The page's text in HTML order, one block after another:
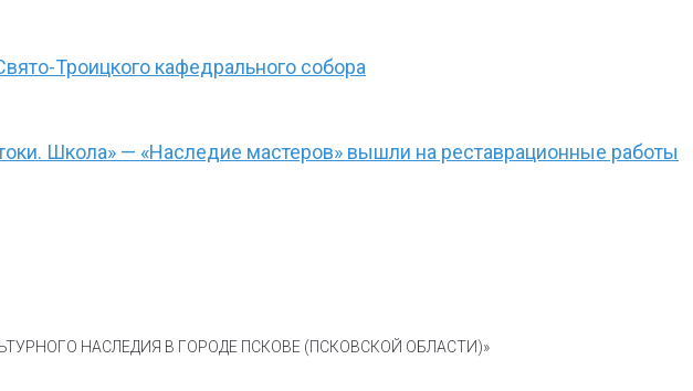
Троицкого кафедрального собора
Школа» — «Наследие мастеров» вышли на реставрационные работы
НАСЛЕДИЯ В ГОРОДЕ ПСКОВЕ (ПСКОВСКОЙ ОБЛАСТИ)»